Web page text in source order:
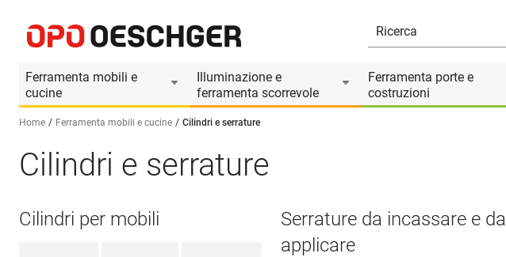
Ferramenta mobili e
cucine
Illuminazione e
ferramenta scorrevole
Ferramenta porte e
costruzioni
Seleziona una lingua (IT)
Home Ferramenta mobili e cucine Cilindri e serrature
Cilindri e serrature
Cilindri per mobili
Serrature da incassare e da
applicare